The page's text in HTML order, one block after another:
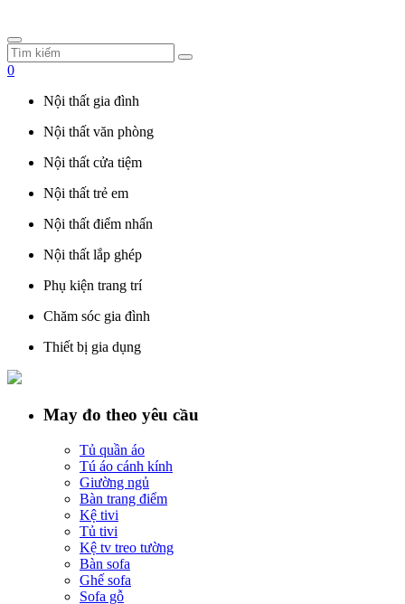
0
Nội thất gia đình
Nội thất văn phòng
Nội thất cửa tiệm
Nội thất trẻ em
Nội thất điểm nhấn
Nội thất lắp ghép
Phụ kiện trang trí
Chăm sóc gia đình
Thiết bị gia dụng
May đo theo yêu cầu
Tủ quần áo
Tú áo cánh kính
Giường ngủ
Bàn trang điểm
Kệ tivi
Tủ tivi
Kệ tv treo tường
Bàn sofa
Ghế sofa
Sofa gỗ